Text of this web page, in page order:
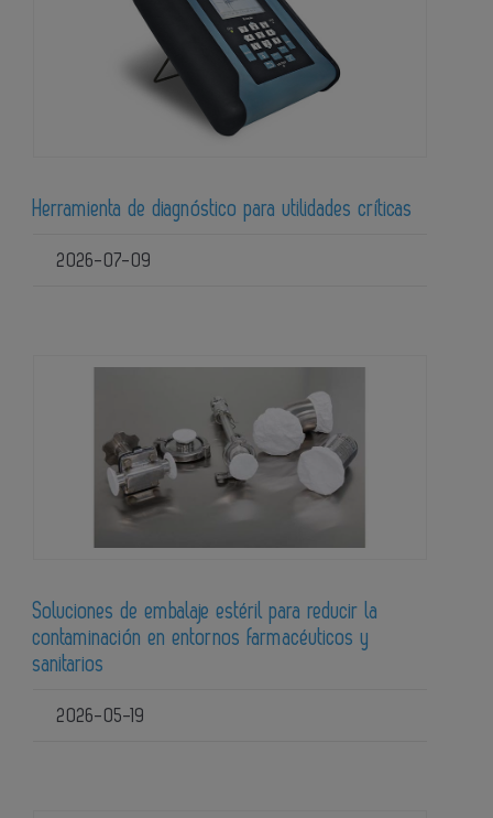
Herramienta de diagnóstico para utilidades críticas
2026-07-09
Soluciones de embalaje estéril para reducir la
contaminación en entornos farmacéuticos y
sanitarios
2026-05-19